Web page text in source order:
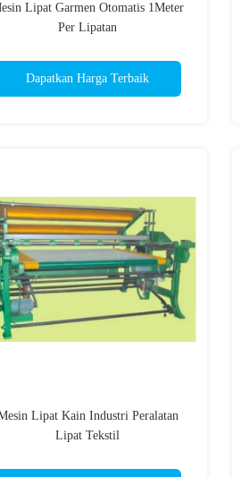
Lipat Garmen Otomatis 1Meter
Per Lipatan
Dapatkan Harga Terbaik
Lipat Kain Industri Peralatan
Lipat Tekstil